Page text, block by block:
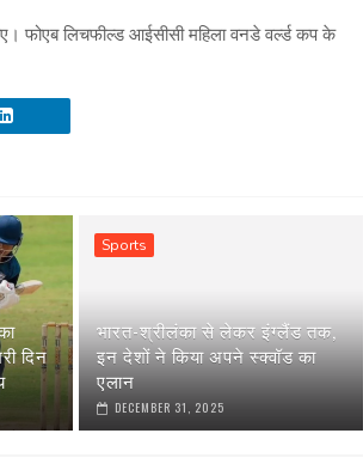
लिचफील्‍ड आईसीसी महिला वनडे वर्ल्‍ड कप के
दिन
Sports
भारत-श्रीलंका से लेकर इंग्‍लैंड तक,
इन देशों ने किया अपने स्‍क्वॉड का
एलान
DECEMBER 31, 2025